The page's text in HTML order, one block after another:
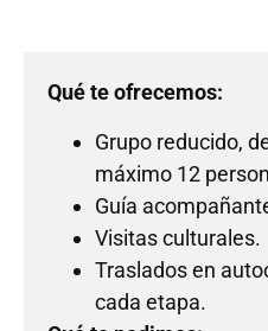
Qué te ofrecemos:
Grupo reducido,
máximo 12
Guía
Visitas culturales.
Traslados en
cada etapa.